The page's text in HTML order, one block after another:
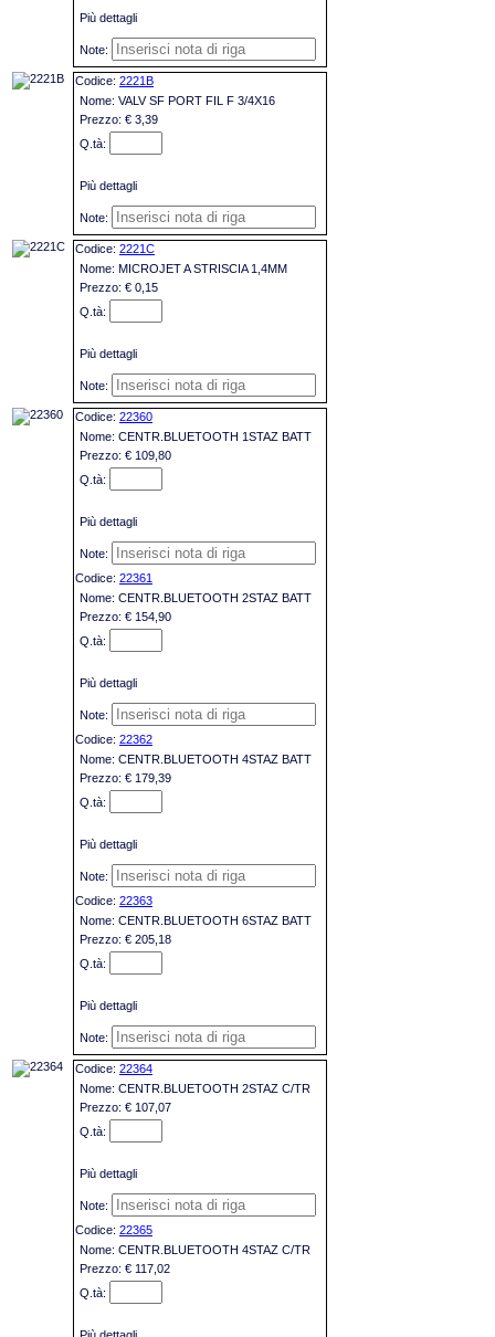
Più dettagli
2221B
VALV SF PORT FIL F 3/4X16
€ 3,39
Più dettagli
2221C
MICROJET A STRISCIA 1,4MM
€ 0,15
Più dettagli
22360
CENTR.BLUETOOTH 1STAZ BATT
€ 109,80
Più dettagli
22361
CENTR.BLUETOOTH 2STAZ BATT
€ 154,90
Più dettagli
22362
CENTR.BLUETOOTH 4STAZ BATT
€ 179,39
Più dettagli
22363
CENTR.BLUETOOTH 6STAZ BATT
€ 205,18
Più dettagli
22364
CENTR.BLUETOOTH 2STAZ C/TR
€ 107,07
Più dettagli
22365
CENTR.BLUETOOTH 4STAZ C/TR
€ 117,02